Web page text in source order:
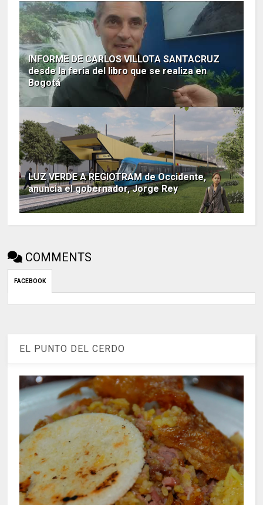
INFORME DE CARLOS VILLOTA SANTACRUZ
desde la feria del libro que se realiza en
Bogotá
LUZ VERDE A REGIOTRAM de Occidente,
anuncia el gobernador, Jorge Rey
COMMENTS
FACEBOOK
EL PUNTO DEL CERDO